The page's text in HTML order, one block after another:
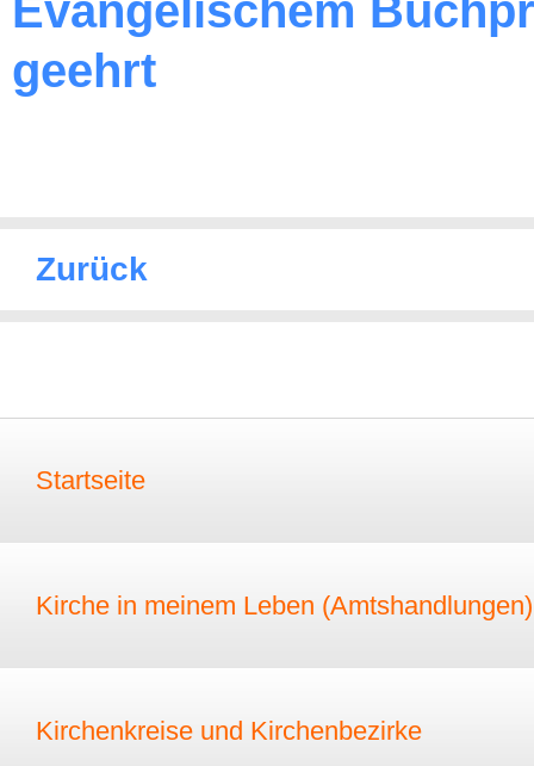
Evangelischem
geehrt
Zurück
Startseite
Kirche in meinem Leben (Amtshandlungen)
Kirchenkreise und Kirchenbezirke